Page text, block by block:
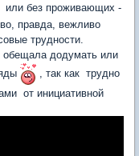
или без проживающих -
правда, вежливо
трудности.
обещала додумать или
, так как трудно
от инициативной